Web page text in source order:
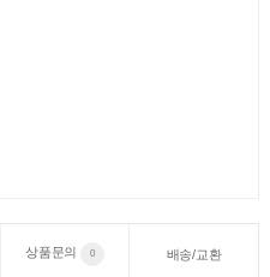
상품문의 0 배송/교환